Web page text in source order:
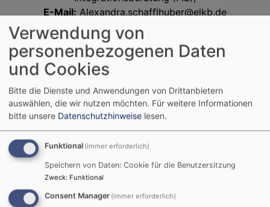
E-Mail: Alexandra.schafflhuber@elkb.de
Tel:0151 65662532
Christian Nagler, Flüchtlings- und
Integrationsberatung (FIB),
E-Mail:Christian.nagler@elkb.de
Tel:0151 54268169
Rahim Alhammoud, Flüchtlings- und
Integrationsberatung (FIB),
E-Mail:abdulrahim.alhammoud@elkb.de
Tel:0151 50682369
Integrationsberatung (FIB),
Verwendung von
personenbezogenen Daten
und Cookies
Bitte die Dienste und Anwendungen von Drittanbietern
auswählen, die wir nutzen möchten. Für weitere Informationen
bitte unsere Datenschutzhinweise lesen.
Funktional (immer erforderlich)
Speichern von Daten: Cookie für die Benutzersitzung
Zweck: Funktional
Consent Manager (immer erforderlich)